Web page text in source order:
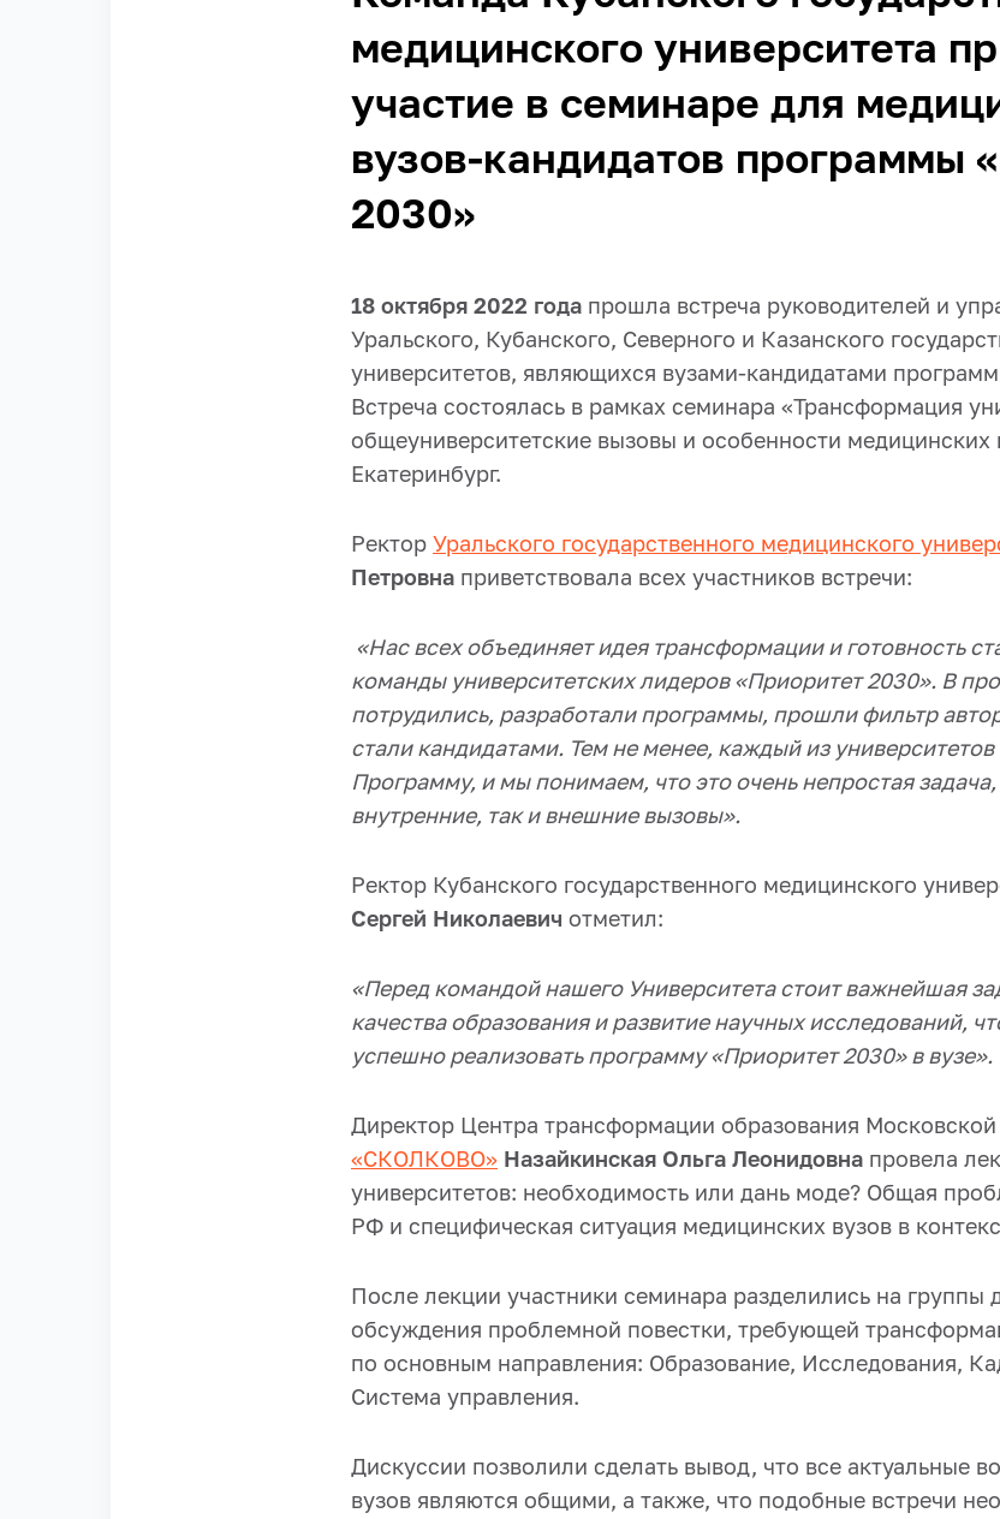
медицинского университета
участие в семинаре для
вузов-кандидатов программы
2030»
18 октября 2022 года прошла встреча руководителей и
Уральского, Кубанского, Северного и Казанского
университетов, являющихся вузами-кандидатами
Встреча состоялась в рамках семинара «Трансформация
общеуниверситетские вызовы и особенности медицинских
Екатеринбург.
Ректор Уральского государственного медицинского
Петровна приветствовала всех участников встречи:
«Нас всех объединяет идея трансформации и готовность
команды университетских лидеров «Приоритет 2030». В
потрудились, разработали программы, прошли фильтр
стали кандидатами. Тем не менее, каждый из
Программу, и мы понимаем, что это очень непростая задача,
внутренние, так и внешние вызовы».
Ректор Кубанского государственного медицинского
Сергей Николаевич отметил:
«Перед командой нашего Университета стоит важнейшая
качества образования и развитие научных исследований,
успешно реализовать программу «Приоритет 2030» в вузе».
Директор Центра трансформации образования
«СКОЛКОВО» Назайкинская Ольга Леонидовна провела
университетов: необходимость или дань моде? Общая
РФ и специфическая ситуация медицинских вузов в
После лекции участники семинара разделились на группы
обсуждения проблемной повестки, требующей
по основным направления: Образование, Исследования,
Система управления.
Дискуссии позволили сделать вывод, что все актуальные
вузов являются общими, а также, что подобные встречи